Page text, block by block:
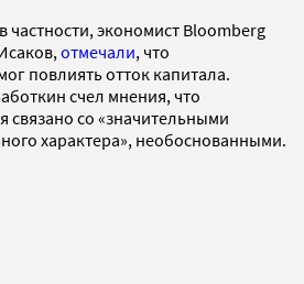
частности, экономист Bloomberg
отмечали, что
повлиять отток капитала.
счел мнения, что
связано со «значительными
характера», необоснованными.